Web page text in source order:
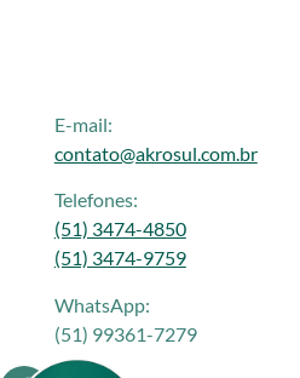
E-mail:
contato@akrosul.com.br
Telefones:
(51) 3474-4850
(51) 3474-9759
WhatsApp:
(51) 99361-7279